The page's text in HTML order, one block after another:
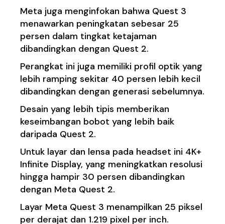
Meta juga menginfokan bahwa Quest 3
menawarkan peningkatan sebesar 25
persen dalam tingkat ketajaman
dibandingkan dengan Quest 2.
Perangkat ini juga memiliki profil optik yang
lebih ramping sekitar 40 persen lebih kecil
dibandingkan dengan generasi sebelumnya.
Desain yang lebih tipis memberikan
keseimbangan bobot yang lebih baik
daripada Quest 2.
Untuk layar dan lensa pada headset ini 4K+
Infinite Display, yang meningkatkan resolusi
hingga hampir 30 persen dibandingkan
dengan Meta Quest 2.
Layar Meta Quest 3 menampilkan 25 piksel
per derajat dan 1.219 pixel per inch.